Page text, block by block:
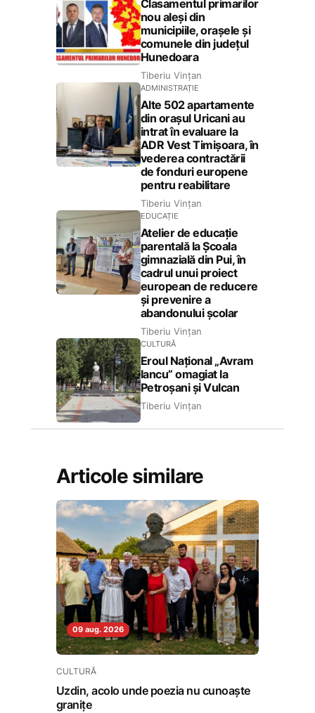
Clasamentul primarilor
nou aleși din
municipiile, orașele și
comunele din județul
Hunedoara
Tiberiu Vințan
ADMINISTRAȚIE
Alte 502 apartamente
din orașul Uricani au
intrat în evaluare la
ADR Vest Timișoara, în
vederea contractării
de fonduri europene
pentru reabilitare
Tiberiu Vințan
EDUCAȚIE
Atelier de educație
parentală la Școala
gimnazială din Pui, în
cadrul unui proiect
european de reducere
și prevenire a
abandonului școlar
Tiberiu Vințan
CULTURĂ
Eroul Național „Avram
Iancu” omagiat la
Petroșani și Vulcan
Tiberiu Vințan
Articole similare
09 aug. 2026
CULTURĂ
Uzdin, acolo unde poezia nu cunoaște
granițe